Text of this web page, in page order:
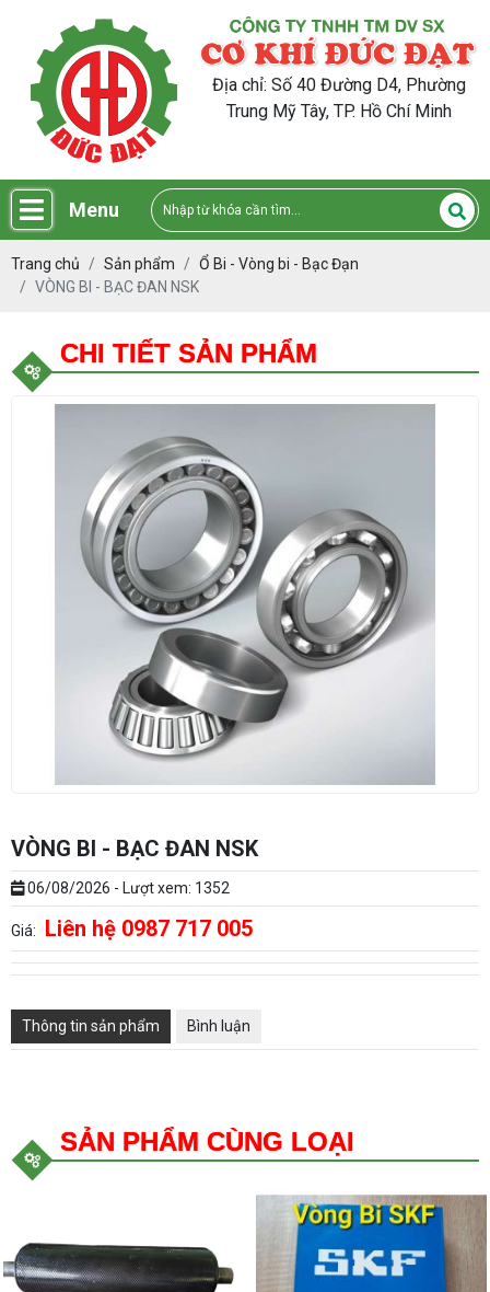
Địa chỉ: Số 40 Đường D4, Phường
Trung Mỹ Tây, TP. Hồ Chí Minh
Menu
Trang chủ Sản phẩm
Ổ Bi - Vòng bi - Bạc Đạn
VÒNG BI - BẠC ĐAN NSK
CHI TIẾT SẢN PHẨM
VÒNG BI - BẠC ĐAN NSK
06/08/2026 - Lượt xem: 1352
Giá: Liên hệ 0987 717 005
Thông tin sản phẩm Bình luận
SẢN PHẨM CÙNG LOẠI